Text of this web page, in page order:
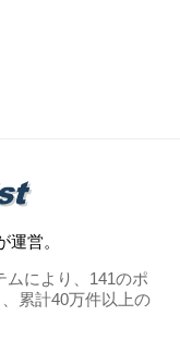
運営。
ムにより、141のポ
累計40万件以上の